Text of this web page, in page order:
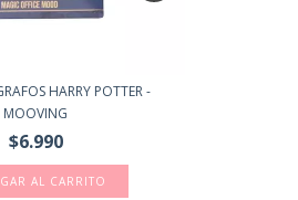
HARRY POTTER -
MOOVING
$6.990